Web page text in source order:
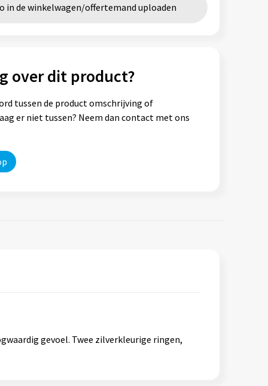
in de winkelwagen/offertemand uploaden
over dit product?
tussen de product omschrijving of
er niet tussen? Neem dan contact met ons
gevoel. Twee zilverkleurige ringen,